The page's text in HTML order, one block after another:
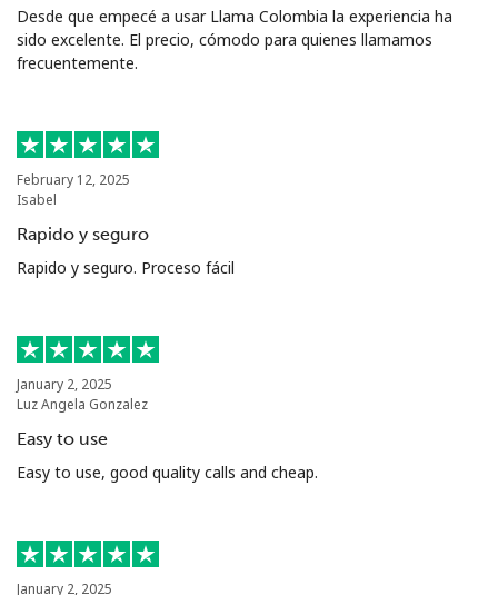
Desde que empecé a usar Llama Colombia la experiencia ha
sido excelente. El precio, cómodo para quienes llamamos
frecuentemente.
February 12, 2025
Isabel
Rapido y seguro
Rapido y seguro. Proceso fácil
January 2, 2025
Luz Angela Gonzalez
Easy to use
Easy to use, good quality calls and cheap.
January 2, 2025